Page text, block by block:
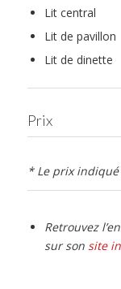
Lit
Lit de
Lit de
Prix à
* Le prix
Retrouvez
sur son site